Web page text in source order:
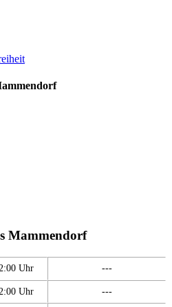
Mammendorf
Uhr ---
Uhr ---